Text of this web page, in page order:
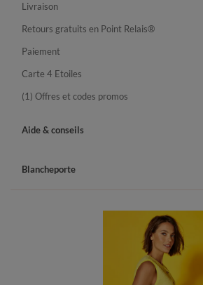
Livraison
Retours gratuits en Point Relais®
Paiement
Carte 4 Etoiles
(1) Offres et codes promos
Aide & conseils
Blancheporte